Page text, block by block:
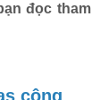
đọc tham
công